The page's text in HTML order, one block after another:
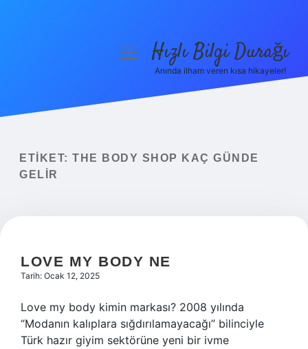
Yasal Uyarı
menüyüHızlı Bilgi Durağı
Anında ilham veren kısa hikayeler!
ETIKET: THE BODY SHOP KAÇ GÜNDE
GELIR
LOVE MY BODY NE
Tarih: Ocak 12, 2025
Love my body kimin markası? 2008 yılında
“Modanın kalıplara sığdırılamayacağı” bilinciyle
Türk hazır giyim sektörüne yeni bir ivme